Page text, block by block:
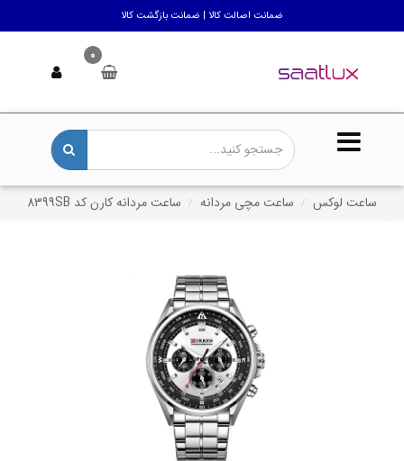
ضمانت اصالت کالا | ضمانت بازگشت کالا
0
ساعت لوکس ساعت مچی مردانه ساعت مردانه کارن کد 8399SB